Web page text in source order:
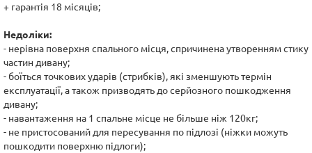
+ гарантія 18 місяців;
Недоліки:
- нерівна поверхня спального місця, спричинена утворенням стику
частин дивану;
- боїться точкових ударів (стрибків), які зменшують термін
експлуатації, а також призводять до серйозного пошкодження
дивану;
- навантаження на 1 спальне місце не більше ніж 120кг;
- не пристосований для пересування по підлозі (ніжки можуть
пошкодити поверхню підлоги);